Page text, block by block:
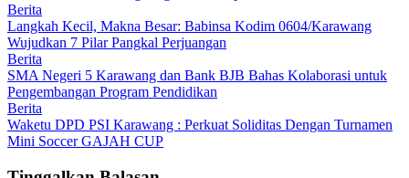
Berita
Langkah Kecil, Makna Besar: Babinsa Kodim 0604/Karawang
Wujudkan 7 Pilar Pangkal Perjuangan
Berita
SMA Negeri 5 Karawang dan Bank BJB Bahas Kolaborasi untuk
Pengembangan Program Pendidikan
Berita
Waketu DPD PSI Karawang : Perkuat Soliditas Dengan Turnamen
Mini Soccer GAJAH CUP